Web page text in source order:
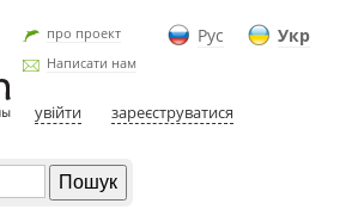
Рус Укр
про проект
Написати нам
увійти зареєструватися